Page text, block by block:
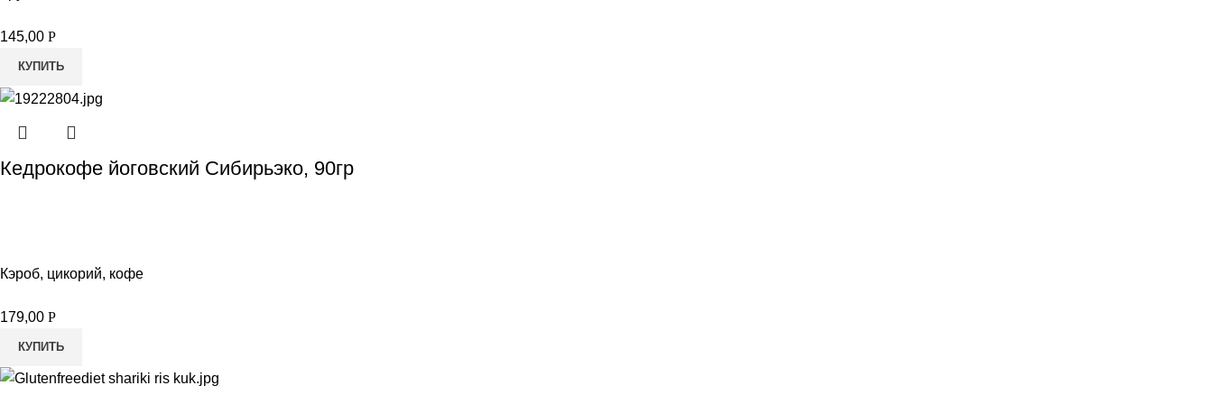
145,00 Р
КУПИТЬ
Кедрокофе йоговский Сибирьэко, 90гр
Кэроб, цикорий, кофе
179,00 Р
КУПИТЬ